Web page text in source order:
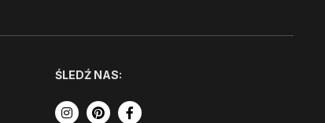
ŚLEDŹ NAS: